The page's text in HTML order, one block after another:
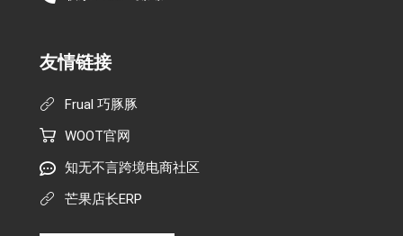
友情链接
Frual 巧豚豚
WOOT官网
知无不言跨境电商社区
芒果店长ERP